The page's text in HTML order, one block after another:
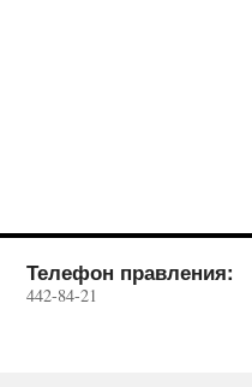
Телефон правления:
442-84-21